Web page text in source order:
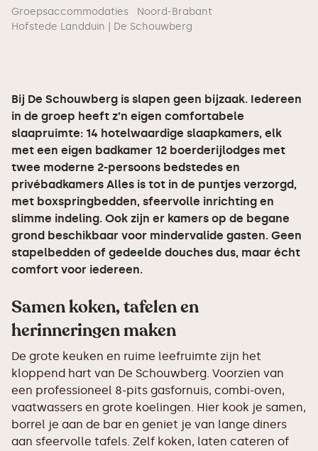
Groepsaccommodaties
Noord-Brabant
Hofstede Landduin | De Schouwberg
Bij De Schouwberg is slapen geen bijzaak. Iedereen
in de groep heeft z’n eigen comfortabele
slaapruimte: 14 hotelwaardige slaapkamers, elk
met een eigen badkamer 12 boerderijlodges met
twee moderne 2-persoons bedstedes en
privébadkamers Alles is tot in de puntjes verzorgd,
met boxspringbedden, sfeervolle inrichting en
slimme indeling. Ook zijn er kamers op de begane
grond beschikbaar voor mindervalide gasten. Geen
stapelbedden of gedeelde douches dus, maar écht
comfort voor iedereen.
Samen koken, tafelen en
herinneringen maken
De grote keuken en ruime leefruimte zijn het
kloppend hart van De Schouwberg. Voorzien van
een professioneel 8-pits gasfornuis, combi-oven,
vaatwassers en grote koelingen. Hier kook je samen,
borrel je aan de bar en geniet je van lange diners
aan sfeervolle tafels. Zelf koken, laten cateren of